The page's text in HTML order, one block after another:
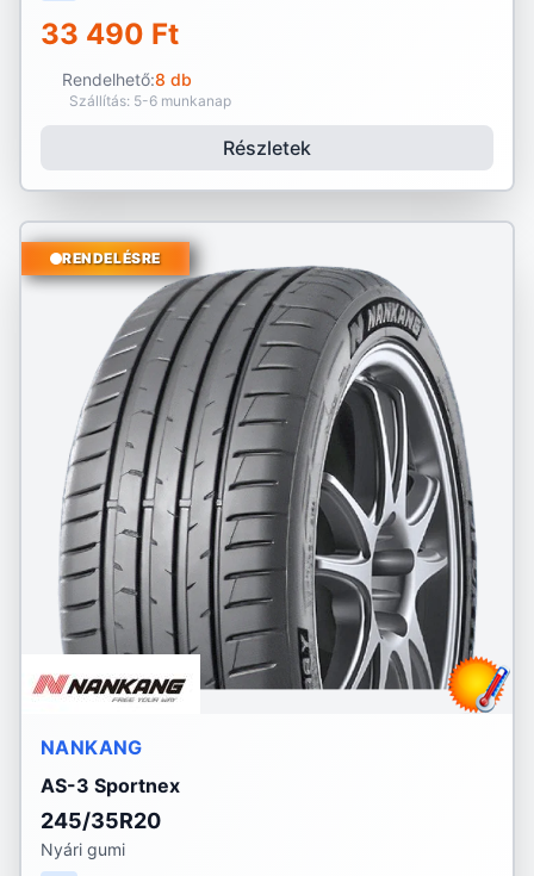
33 490 Ft
Rendelhető:8 db
Szállítás: 5-6 munkanap
Részletek
RENDELÉSRE
NANKANG
AS-3 Sportnex
245/35R20
Nyári gumi